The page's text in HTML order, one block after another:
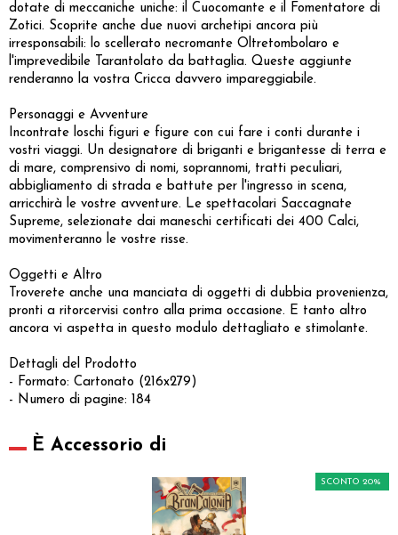
dotate di meccaniche uniche: il Cuocomante e il Fomentatore di
Zotici. Scoprite anche due nuovi archetipi ancora più
irresponsabili: lo scellerato necromante Oltretombolaro e
l'imprevedibile Tarantolato da battaglia. Queste aggiunte
renderanno la vostra Cricca davvero impareggiabile.
Personaggi e Avventure
Incontrate loschi figuri e figure con cui fare i conti durante i
vostri viaggi. Un designatore di briganti e brigantesse di terra e
di mare, comprensivo di nomi, soprannomi, tratti peculiari,
abbigliamento di strada e battute per l'ingresso in scena,
arricchirà le vostre avventure. Le spettacolari Saccagnate
Supreme, selezionate dai maneschi certificati dei 400 Calci,
movimenteranno le vostre risse.
Oggetti e Altro
Troverete anche una manciata di oggetti di dubbia provenienza,
pronti a ritorcervisi contro alla prima occasione. E tanto altro
ancora vi aspetta in questo modulo dettagliato e stimolante.
Dettagli del Prodotto
- Formato: Cartonato (216x279)
- Numero di pagine: 184
È Accessorio di
SCONTO 20%